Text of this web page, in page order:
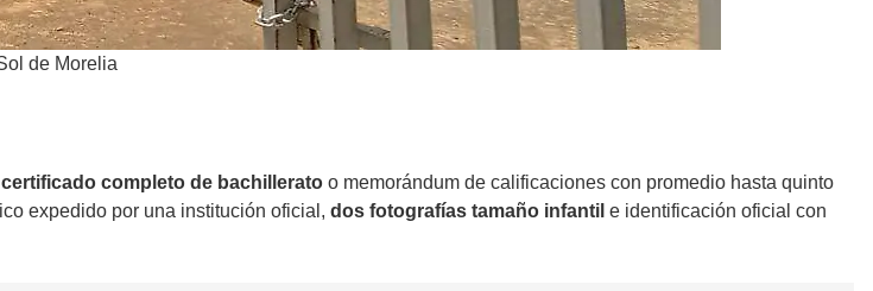
de Morelia
certificado completo de bachillerato o memorándum de calificaciones con promedio hasta quinto
expedido por una institución oficial, dos fotografías tamaño infantil e identificación oficial con